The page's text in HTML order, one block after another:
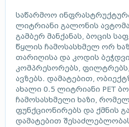
საწარმოო
ლიტრიანი გალონის
გამბერ მანქანას, ბოცის
წყლის ჩამოსასხმელ ორ
თარიღისა და კოდის
კომპრესორებს, ფილტრებს,
ავზებს. დამატებით,
ახალი 0.5 ლიტრიანი PET
ჩამოსასხმელი ხაზი,
ფუნქციონირებს და ქმნის
დამატებით